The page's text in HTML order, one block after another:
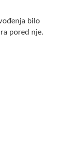
bilo
pored nje.